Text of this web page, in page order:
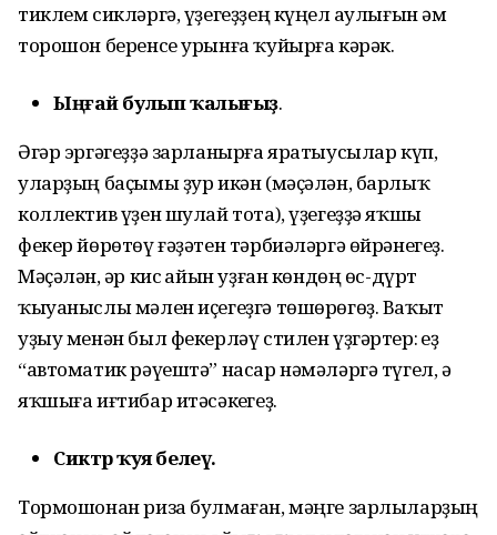
тиклем сикләргә, үҙегеҙҙең күңел һаулығын һәм
торошон беренсе урынға ҡуйырға кәрәк.
Ыңғай булып ҡалығыҙ.
Әгәр эргәгеҙҙә зарланырға яратыусылар күп,
уларҙың баҫымы ҙур икән (мәҫәлән, барлыҡ
коллектив үҙен шулай тота), үҙегеҙҙә яҡшы
фекер йөрөтөү ғәҙәтен тәрбиәләргә өйрәнегеҙ.
Мәҫәлән, һәр кис һайын уҙған көндөң өс-дүрт
ҡыуаныслы мәлен иҫегеҙгә төшөрөгөҙ. Ваҡыт
уҙыу менән был фекерләү стилен үҙгәртер: һеҙ
“автоматик рәүештә” насар нәмәләргә түгел, ә
яҡшыға иғтибар итәсәкһегеҙ.
Сиктәр ҡуя белеү.
Тормошонан риза булмаған, мәңге зарлыларҙың